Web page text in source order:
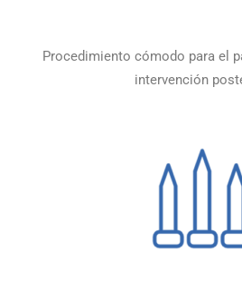
Procedimiento cómodo para el
intervención